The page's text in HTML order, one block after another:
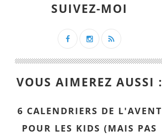
SUIVEZ-MOI
VOUS AIMEREZ AUSSI :
6 CALENDRIERS DE L'AVENT
POUR LES KIDS (MAIS PAS